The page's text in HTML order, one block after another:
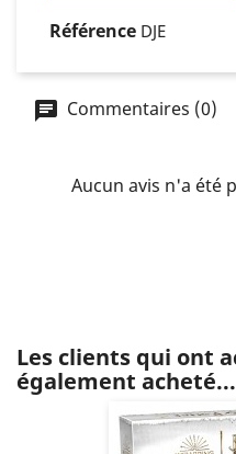
Référence DJE
Commentaires (0)
Aucun avis n'a été
Les clients qui ont
également acheté...